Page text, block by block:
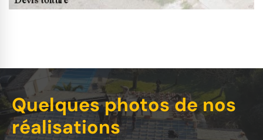
Quelques photos de nos
réalisations